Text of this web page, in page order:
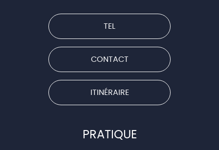
TEL
CONTACT
ITINÉRAIRE
PRATIQUE